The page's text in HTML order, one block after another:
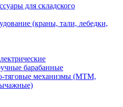
для складского
(краны, тали, лебедки,
барабанные
тяговые механизмы (МТМ,